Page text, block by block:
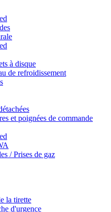
à disque
de refroidissement
et poignées de commande
/ Prises de gaz
la tirette
d'urgence